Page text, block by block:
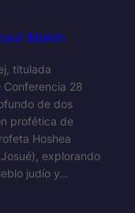
Maleh
titulada
Conferencia 28
de dos
profética de
Hoshea
explorando
judío y…